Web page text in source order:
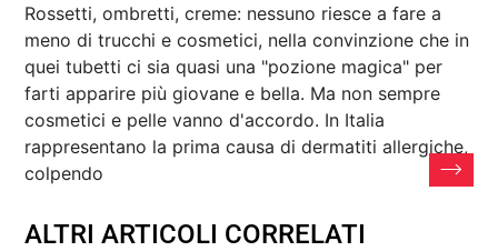
Rossetti, ombretti, creme: nessuno riesce a fare a
meno di trucchi e cosmetici, nella convinzione che in
quei tubetti ci sia quasi una "pozione magica" per
farti apparire più giovane e bella. Ma non sempre
cosmetici e pelle vanno d'accordo. In Italia
rappresentano la prima causa di dermatiti allergiche,
colpendo
ALTRI ARTICOLI CORRELATI